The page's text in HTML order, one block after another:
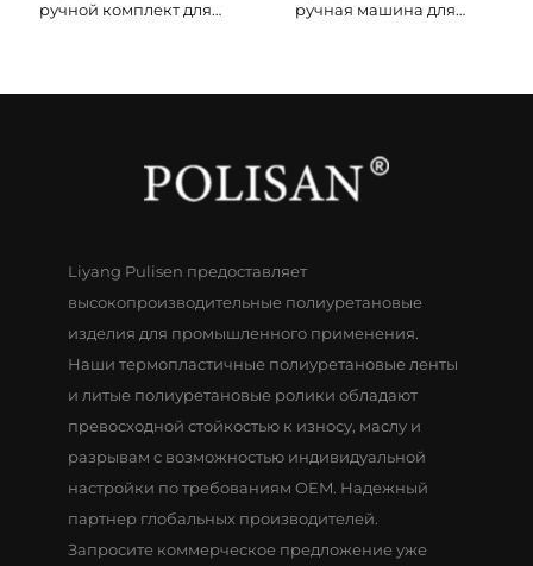
ручной комплект для
конкурентоспособная
ручная машина для
склеивания, напряжение
Liyang Pulisen предоставляет
высокопроизводительные полиуретановые
изделия для промышленного применения.
Наши термопластичные полиуретановые ленты
и литые полиуретановые ролики обладают
превосходной стойкостью к износу, маслу и
разрывам с возможностью индивидуальной
настройки по требованиям OEM. Надежный
партнер глобальных производителей.
Запросите коммерческое предложение уже